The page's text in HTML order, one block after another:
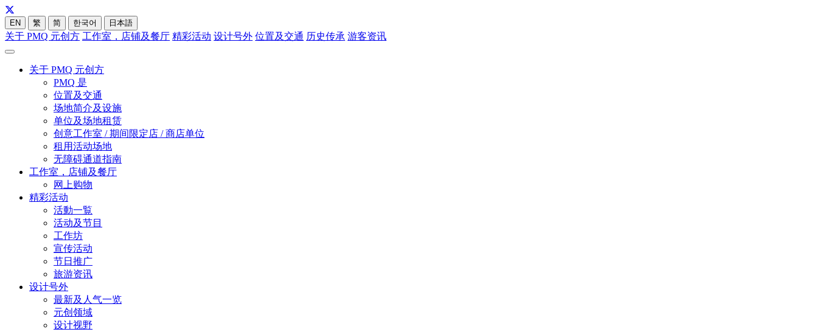
EN 繁 简 한국어 日本語
关于 PMQ 元创方 工作室，店铺及餐厅 精彩活动 设计号外 位置及交通 历史传承 游客资讯
关于 PMQ 元创方
PMQ 是
位置及交通
场地简介及设施
单位及场地租赁
创意工作室 / 期间限定店 / 商店单位
租用活动场地
无障碍通道指南
工作室，店铺及餐厅
网上购物
精彩活动
活動一覧
活动及节目
工作坊
宣传活动
节日推广
旅游资讯
设计号外
最新及人气一览
元创领域
设计视野